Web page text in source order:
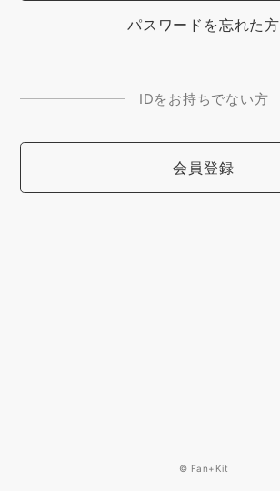
パスワードを忘れた方
IDをお持ちでない方
会員登録
© Fan+Kit